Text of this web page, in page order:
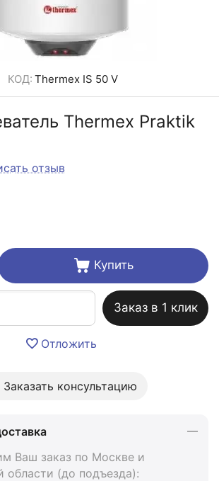
КОД: Thermex IS 50 V
Thermex Praktik
отзыв
Купить
Заказ в 1 клик
Отложить
Заказать консультацию
Ваш заказ по Москве и
области (до подъезда):